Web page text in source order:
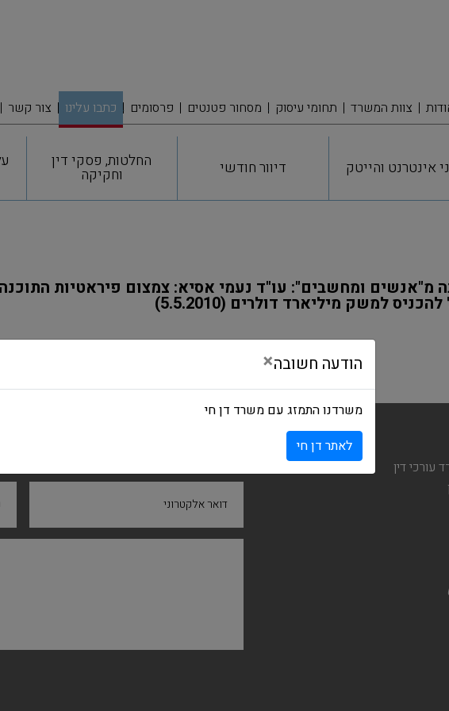
צוות המשרד תחומי עיסוק מסחור פטנטים פרסומים כתבו עלינו צור קשר
אינטרנט והייטק דיוור חודשי החלטות, פסקי דין
וחקיקה
למשק מיליארד דולרים (5.5.2010)
עורכי דין
דואר אלקטרוני
הודעה חשובה×
משרדנו התמזג עם משרד דן חי
לאתר דן חי